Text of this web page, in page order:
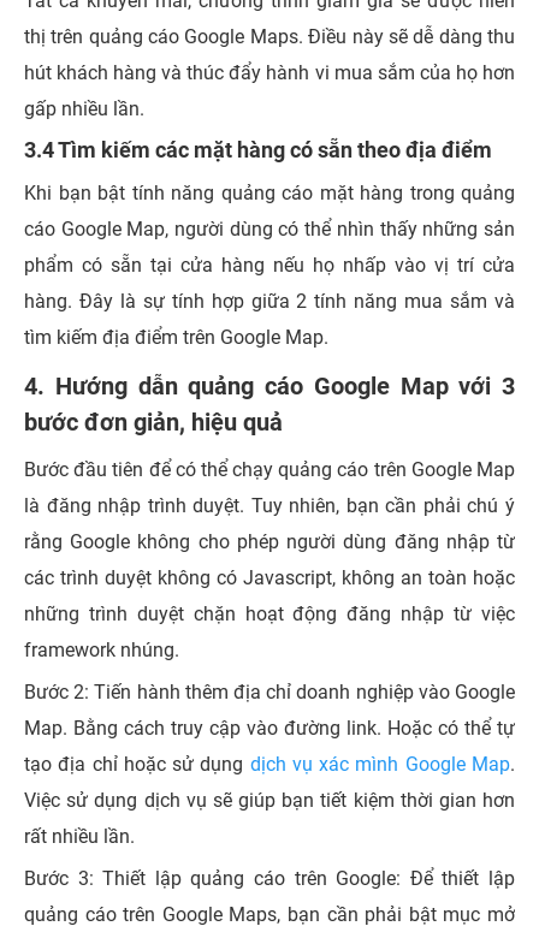
thị trên quảng cáo Google Maps. Điều này sẽ dễ dàng thu
hút khách hàng và thúc đẩy hành vi mua sắm của họ hơn
gấp nhiều lần.
3.4 Tìm kiếm các mặt hàng có sẵn theo địa điểm
Khi bạn bật tính năng quảng cáo mặt hàng trong quảng
cáo Google Map, người dùng có thể nhìn thấy những sản
phẩm có sẵn tại cửa hàng nếu họ nhấp vào vị trí cửa
hàng. Đây là sự tính hợp giữa 2 tính năng mua sắm và
tìm kiếm địa điểm trên Google Map.
4. Hướng dẫn quảng cáo Google Map với 3
bước đơn giản, hiệu quả
Bước đầu tiên để có thể chạy quảng cáo trên Google Map
là đăng nhập trình duyệt. Tuy nhiên, bạn cần phải chú ý
rằng Google không cho phép người dùng đăng nhập từ
các trình duyệt không có Javascript, không an toàn hoặc
những trình duyệt chặn hoạt động đăng nhập từ việc
framework nhúng.
Bước 2: Tiến hành thêm địa chỉ doanh nghiệp vào Google
Map. Bằng cách truy cập vào đường link. Hoặc có thể tự
tạo địa chỉ hoặc sử dụng dịch vụ xác mình Google Map.
Việc sử dụng dịch vụ sẽ giúp bạn tiết kiệm thời gian hơn
rất nhiều lần.
Bước 3: Thiết lập quảng cáo trên Google: Để thiết lập
quảng cáo trên Google Maps, bạn cần phải bật mục mở